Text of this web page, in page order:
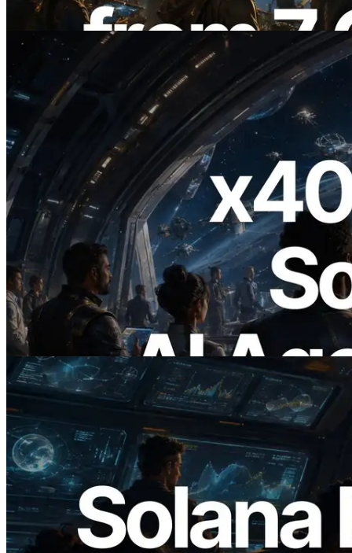
2026.07.04
ERPC запускает Solana RPC с
поддержкой x402 — Эпоха, в которой
AI-агенты платят за нужные API по
требованию
Читать статью
2026.05.24